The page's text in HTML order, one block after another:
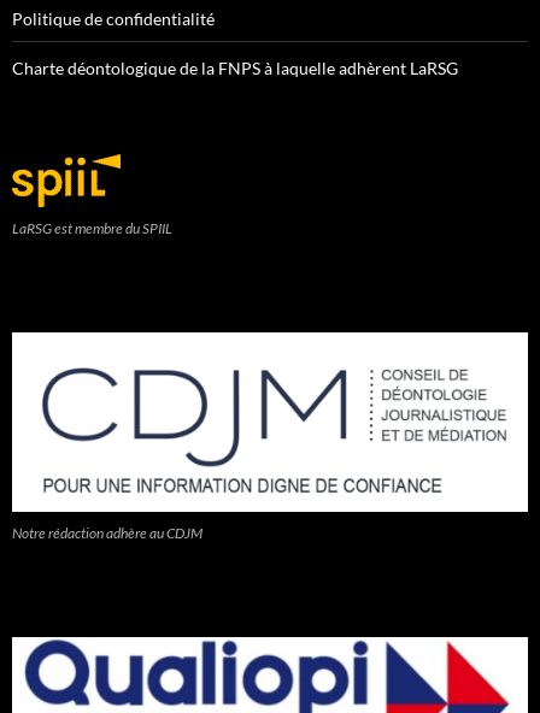
Politique de confidentialité
Charte déontologique de la FNPS à laquelle adhèrent LaRSG
LaRSG est membre du SPIIL
Notre rédaction adhère au CDJM